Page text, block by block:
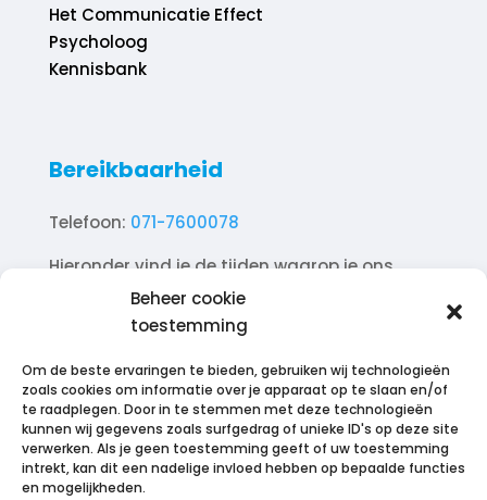
Beheer cookie
toestemming
Om de beste ervaringen te bieden, gebruiken wij technologieën
zoals cookies om informatie over je apparaat op te slaan en/of
te raadplegen. Door in te stemmen met deze technologieën
kunnen wij gegevens zoals surfgedrag of unieke ID's op deze site
verwerken. Als je geen toestemming geeft of uw toestemming
intrekt, kan dit een nadelige invloed hebben op bepaalde functies
en mogelijkheden.
Het Communicatie Effect
Psycholoog
Kennisbank
Bereikbaarheid
Telefoon: 071-7600078
Hieronder vind je de tijden waarop je ons
telefonisch kunt bereiken.
Ma. 10.00 – 18.00
Di. 10.00 – 18.00
Wo. 10.00 – 18.00
Do. 10.00 – 18.00
Vr. 10.00 – 18.00
Za. 12.00 – 17.00